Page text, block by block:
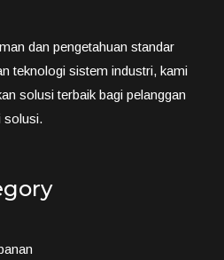
dan pengetahuan standar
teknologi sistem industri, kami
solusi terbaik bagi pelanggan
solusi.